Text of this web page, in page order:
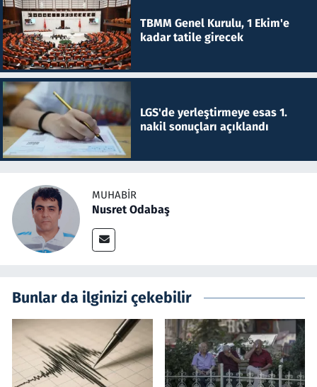
TBMM Genel Kurulu, 1 Ekim'e
kadar tatile girecek
LGS'de yerleştirmeye esas 1.
nakil sonuçları açıklandı
MUHABIR
Nusret Odabaş
Bunlar da ilginizi çekebilir